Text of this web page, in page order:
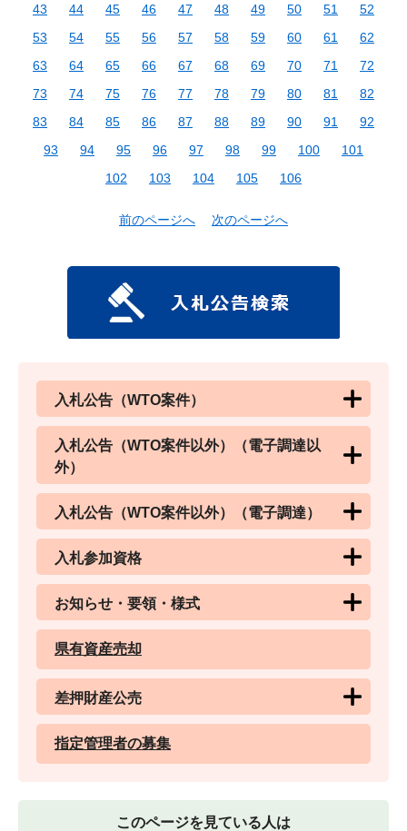
43
44 45 46 47 48 49 50 51
52
53
54 55 56 57 58 59 60 61
62
63
64 65 66 67 68 69 70 71
72
73
74 75 76 77 78 79 80 81
82
83
84 85 86 87 88 89 90 91
92
93
94 95 96 97 98 99 100
101
102
103 104 105 106
前のページへ 次のページへ
入札公告（WTO案件）
入札公告（WTO案件以外）（電子調達以
外）
入札公告（WTO案件以外）（電子調達）
入札参加資格
お知らせ・要領・様式
県有資産売却
差押財産公売
指定管理者の募集
このページを見ている人は